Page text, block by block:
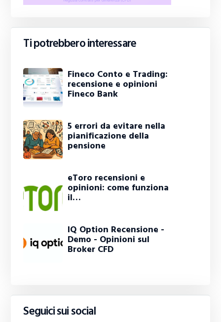
Ti potrebbero interessare
Fineco Conto e Trading:
recensione e opinioni
Fineco Bank
5 errori da evitare nella
pianificazione della
pensione
eToro recensioni e
opinioni: come funziona
il…
IQ Option Recensione -
Demo - Opinioni sul
Broker CFD
Seguici sui social